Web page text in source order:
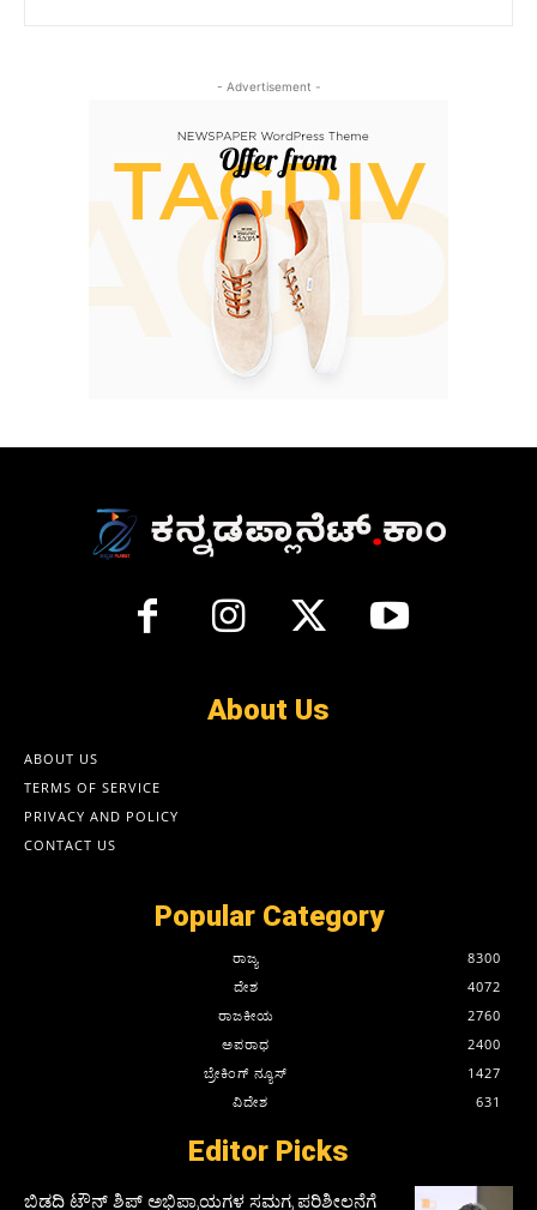
- Advertisement -
About Us
ABOUT US
TERMS OF SERVICE
PRIVACY AND POLICY
CONTACT US
Popular Category
ರಾಜ್ಯ
8300
ದೇಶ
4072
ರಾಜಕೀಯ
2760
ಅಪರಾಧ
2400
ಬ್ರೇಕಿಂಗ್ ನ್ಯೂಸ್
1427
ವಿದೇಶ
631
Editor Picks
ಬಿಡದಿ ಟೌನ್ ಶಿಪ್ ಅಭಿಪ್ರಾಯಗಳ ಸಮಗ್ರ ಪರಿಶೀಲನೆಗೆ